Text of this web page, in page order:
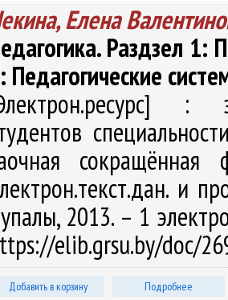
Елена
Раздзел 1:
Педагогические
:
и
2013. – 1
elib.grsu.by/doc/
Добавить в корзину Подробнее